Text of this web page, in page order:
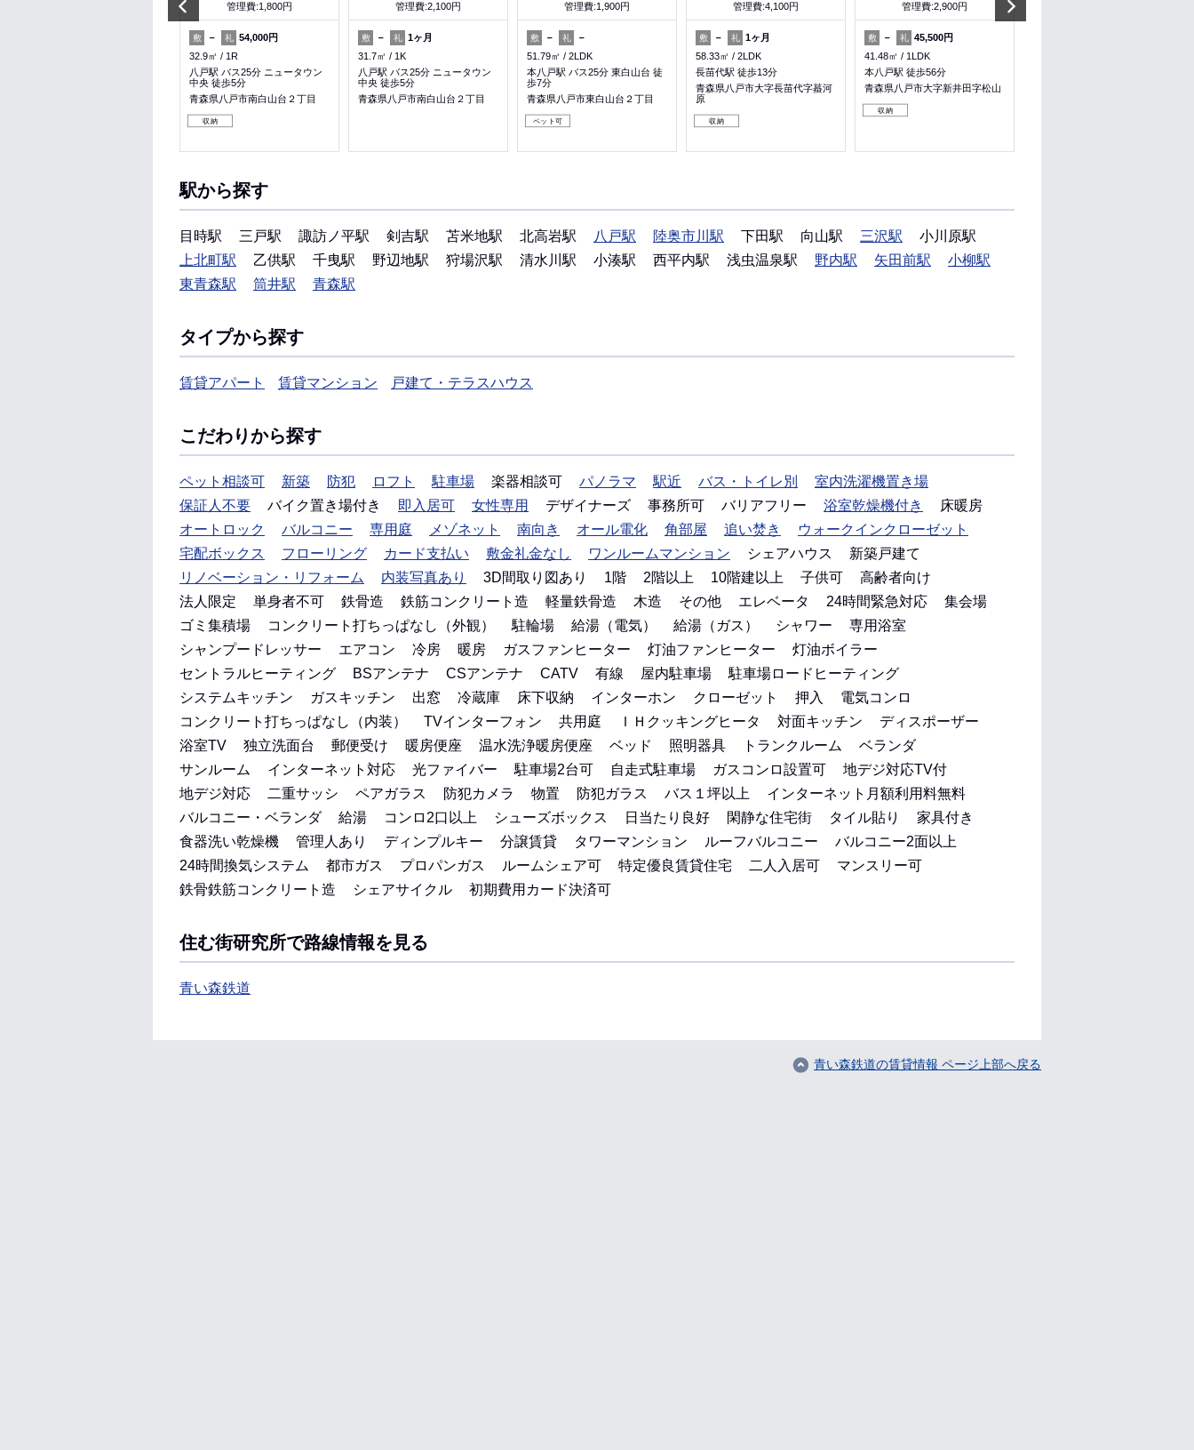
管理費:1,800円
敷 － 礼 54,000円
32.9㎡
1R
八戸駅 バス25分 ニュータウン
中央 徒歩5分
青森県八戸市南白山台２丁目
収納
管理費:2,100円
敷 － 礼 1ヶ月
31.7㎡
1K
八戸駅 バス25分 ニュータウン
中央 徒歩5分
青森県八戸市南白山台２丁目
管理費:1,900円
敷 － 礼
－
51.79㎡
2LDK
本八戸駅 バス25分 東白山台 徒
歩7分
青森県八戸市東白山台２丁目
ペット可
管理費:4,100円
敷 － 礼 1ヶ月
58.33㎡
2LDK
長苗代駅 徒歩13分
青森県八戸市大字長苗代字蟇河
原
収納
管理費:2,900円
敷 － 礼 45,500円
41.48㎡
1LDK
本八戸駅 徒歩56分
青森県八戸市大字新井田字松山
収納
駅から探す
目時駅 三戸駅 諏訪ノ平駅 剣吉駅 苫米地駅 北高岩駅 八戸駅 陸奥市川駅 下田駅 向山駅 三沢駅
小川原駅
上北町駅
乙供駅 千曳駅 野辺地駅 狩場沢駅 清水川駅 小湊駅 西平内駅 浅虫温泉駅 野内駅 矢田前駅
小柳駅
東青森駅
筒井駅 青森駅
タイプから探す
賃貸アパート 賃貸マンション 戸建て・テラスハウス
こだわりから探す
ペット相談可 新築 防犯 ロフト 駐車場 楽器相談可 パノラマ 駅近 バス・トイレ別
室内洗濯機置き場
保証人不要
バイク置き場付き 即入居可 女性専用 デザイナーズ 事務所可 バリアフリー 浴室乾燥機付き
床暖房
オートロック
バルコニー 専用庭 メゾネット 南向き オール電化 角部屋 追い焚き
ウォークインクローゼット
宅配ボックス
フローリング カード支払い 敷金礼金なし ワンルームマンション シェアハウス
新築戸建て
リノベーション・リフォーム
内装写真あり 3D間取り図あり 1階 2階以上 10階建以上 子供可
高齢者向け
法人限定
単身者不可 鉄骨造 鉄筋コンクリート造 軽量鉄骨造 木造 その他 エレベータ 24時間緊急対応
集会場
ゴミ集積場
コンクリート打ちっぱなし（外観） 駐輪場 給湯（電気） 給湯（ガス） シャワー
専用浴室
シャンプードレッサー
エアコン 冷房 暖房 ガスファンヒーター 灯油ファンヒーター
灯油ボイラー
セントラルヒーティング
BSアンテナ CSアンテナ CATV 有線 屋内駐車場
駐車場ロードヒーティング
システムキッチン
ガスキッチン 出窓 冷蔵庫 床下収納 インターホン クローゼット 押入
電気コンロ
コンクリート打ちっぱなし（内装）
TVインターフォン 共用庭 ＩＨクッキングヒータ 対面キッチン
ディスポーザー
浴室TV
独立洗面台 郵便受け 暖房便座 温水洗浄暖房便座 ベッド 照明器具 トランクルーム
ベランダ
サンルーム
インターネット対応 光ファイバー 駐車場2台可 自走式駐車場 ガスコンロ設置可
地デジ対応TV付
地デジ対応
二重サッシ ペアガラス 防犯カメラ 物置 防犯ガラス バス１坪以上
インターネット月額利用料無料
バルコニー・ベランダ
給湯 コンロ2口以上 シューズボックス 日当たり良好 閑静な住宅街 タイル貼り
家具付き
食器洗い乾燥機
管理人あり ディンプルキー 分譲賃貸 タワーマンション ルーフバルコニー
バルコニー2面以上
24時間換気システム
都市ガス プロパンガス ルームシェア可 特定優良賃貸住宅 二人入居可
マンスリー可
鉄骨鉄筋コンクリート造
シェアサイクル 初期費用カード決済可
住む街研究所で路線情報を見る
青い森鉄道
青い森鉄道の賃貸情報 ページ上部へ戻る